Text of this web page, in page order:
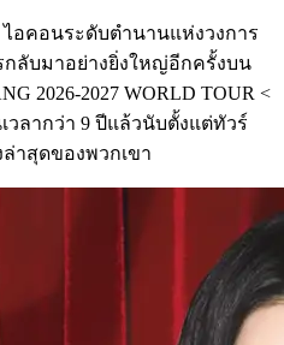
อคอนระดับตำนานแห่งวงการ
กลับมาอย่างยิ่งใหญ่อีกครั้งบน
2026-2027 WORLD TOUR <
เวลากว่า 9 ปีแล้วนับตั้งแต่ทัวร์
าสุดของพวกเขา